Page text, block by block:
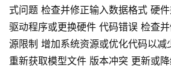
C
D
N
服
式问题 检查并修正输入数据格式 硬
驱动程序或更换硬件 代码错误 检查
源限制 增加系统资源或优化代码以减
重新获取模型文件 版本冲突 更新或